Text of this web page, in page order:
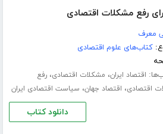
رفع مشکلات اقتصادی
معرف
کتاب‌های علوم اقتصادی
اقتصاد ایران، مشکلات اقتصادی،رفع
اقتصادی، اقتصاد جهان، سیاست اقتصادی ایران
دانلود کتاب